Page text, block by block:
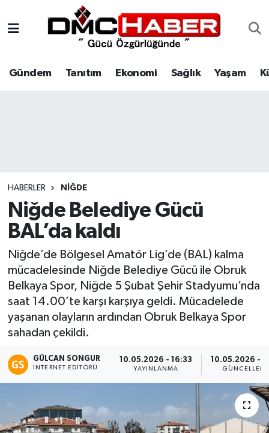
Gündem Tanıtım Ekonomi Sağlık Yaşam
HABERLER NIĞDE
Niğde Belediye Gücü
BAL’da kaldı
Niğde’de Bölgesel Amatör Lig’de (BAL) kalma
mücadelesinde Niğde Belediye Gücü ile Obruk
Belkaya Spor, Niğde 5 Şubat Şehir Stadyumu’nda
saat 14.00’te karşı karşıya geldi. Mücadelede
yaşanan olayların ardından Obruk Belkaya Spor
sahadan çekildi.
GÜLCAN SONGUR
İNTERNET EDITÖRÜ
10.05.2026 - 16:33
YAYINLANMA
10.05.2026 -
Tanıtım
Spor
Siyaset
Eğitim
Teknoloji
Asayiş
Resmi İlan
Nöbetçi Eczaneler
Hava Durumu
Haber Arşivi